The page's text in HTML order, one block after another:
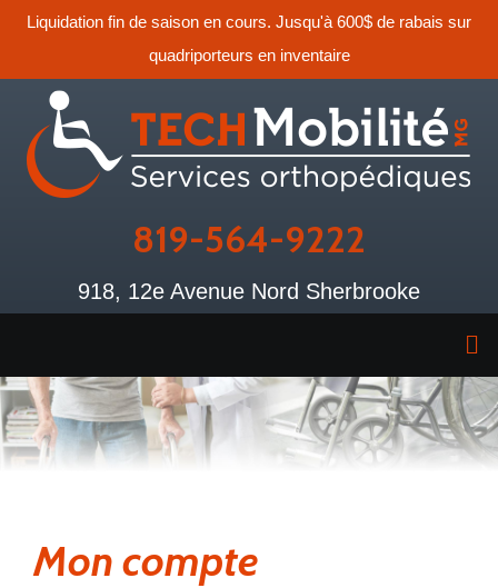
Liquidation fin de saison en cours. Jusqu'à 600$ de rabais sur
quadriporteurs en inventaire
819-564-9222
918, 12e Avenue Nord Sherbrooke
Mon compte